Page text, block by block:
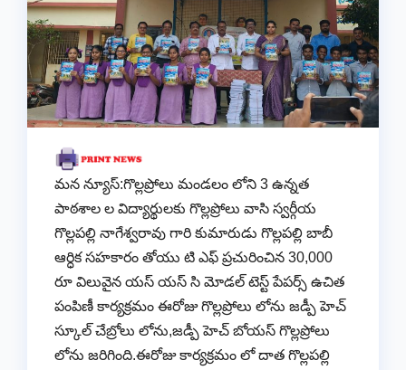
మన న్యూస్:గొల్లప్రోలు మండలం లోని 3 ఉన్నత
పాఠశాల ల విద్యార్థులకు గొల్లప్రోలు వాసి స్వర్గీయ
గొల్లపల్లి నాగేశ్వరావు గారి కుమారుడు గొల్లపల్లి బాబీ
ఆర్ధిక సహకారం తోయు టి ఎఫ్ ప్రచురించిన 30,000
రూ విలువైన యస్ యస్ సి మోడల్ టెస్ట్ పేపర్స్ ఉచిత
పంపిణీ కార్యక్రమం ఈరోజు గొల్లప్రోలు లోను జడ్పీ హెచ్
స్కూల్ చేబ్రోలు లోను,జడ్పీ హెచ్ బోయస్ గొల్లప్రోలు
లోను జరిగింది.ఈరోజు కార్యక్రమం లో దాత గొల్లపల్లి